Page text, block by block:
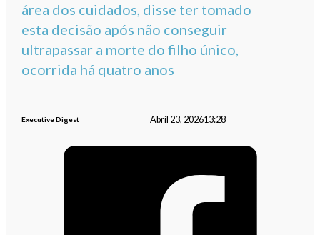
área dos cuidados, disse ter tomado
esta decisão após não conseguir
ultrapassar a morte do filho único,
ocorrida há quatro anos
Executive Digest Abril 23, 202613:28